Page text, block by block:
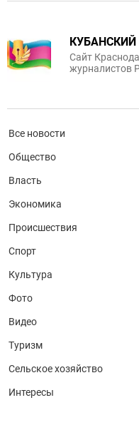
КУБАНСКИЙ
Сайт
журналистов
Все новости
Общество
Власть
Экономика
Происшествия
Спорт
Культура
Фото
Видео
Туризм
Сельское хозяйство
Интересы